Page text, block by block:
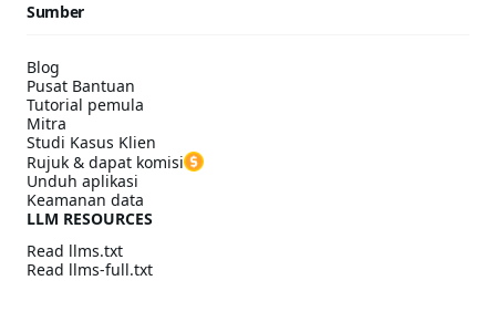
Sumber
Blog
Pusat Bantuan
Tutorial pemula
Mitra
Studi Kasus Klien
Rujuk & dapat komisi
Unduh aplikasi
Keamanan data
LLM RESOURCES
Read llms.txt
Read llms-full.txt